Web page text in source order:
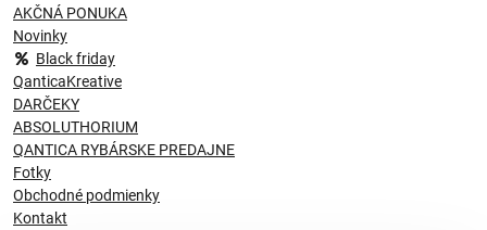
AKČNÁ PONUKA
Novinky
Black friday
QanticaKreative
DARČEKY
ABSOLUTHORIUM
QANTICA RYBÁRSKE PREDAJNE
Fotky
Obchodné podmienky
Kontakt